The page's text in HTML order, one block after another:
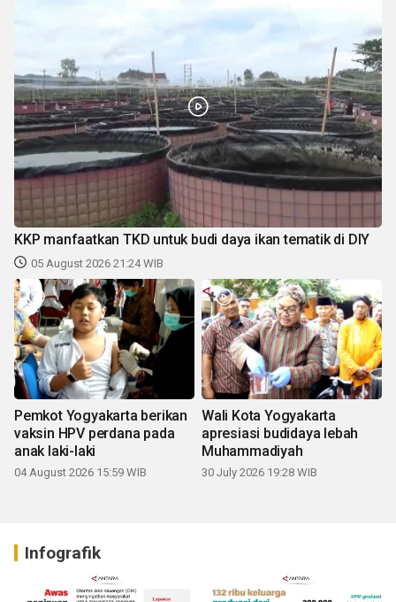
KKP manfaatkan TKD untuk budi daya ikan tematik di DIY
05 August 2026 21:24 WIB
Pemkot Yogyakarta berikan
vaksin HPV perdana pada
anak laki-laki
04 August 2026 15:59 WIB
Wali Kota Yogyakarta
apresiasi budidaya lebah
Muhammadiyah
30 July 2026 19:28 WIB
Infografik